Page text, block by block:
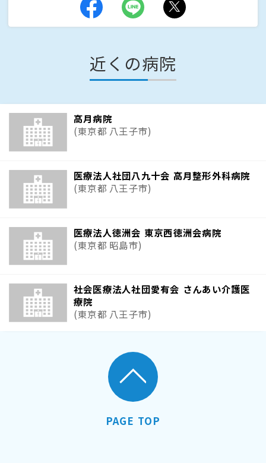
近くの病院
高月病院
(東京都 八王子市)
医療法人社団八九十会 高月整形外科病院
(東京都 八王子市)
医療法人徳洲会 東京西徳洲会病院
(東京都 昭島市)
社会医療法人社団愛有会 さんあい介護医
療院
(東京都 八王子市)
PAGE TOP